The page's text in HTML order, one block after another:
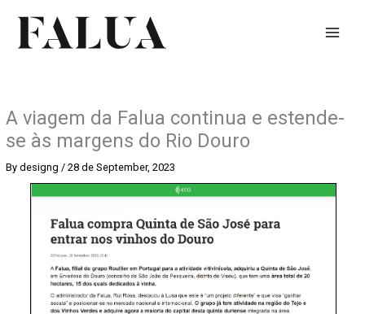
content
A viagem da Falua continua e estende-
se às margens do Rio Douro
By designg / 28 de September, 2023